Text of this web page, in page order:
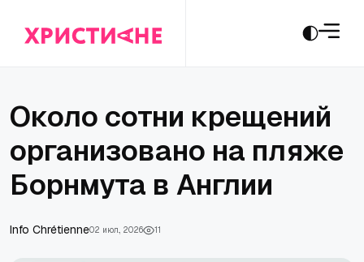
Около сотни крещений
организовано на пляже
Борнмута в Англии
Info Chrétienne02 июл., 2026 11